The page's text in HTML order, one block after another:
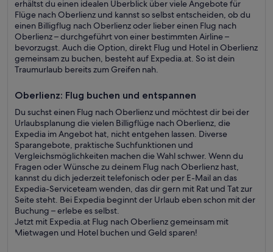
erhältst du einen idealen Überblick über viele Angebote für
Flüge nach Oberlienz und kannst so selbst entscheiden, ob du
einen Billigflug nach Oberlienz oder lieber einen Flug nach
Oberlienz – durchgeführt von einer bestimmten Airline –
bevorzugst. Auch die Option, direkt Flug und Hotel in Oberlienz
gemeinsam zu buchen, besteht auf Expedia.at. So ist dein
Traumurlaub bereits zum Greifen nah.
Oberlienz: Flug buchen und entspannen
Du suchst einen Flug nach Oberlienz und möchtest dir bei der
Urlaubsplanung die vielen Billigflüge nach Oberlienz, die
Expedia im Angebot hat, nicht entgehen lassen. Diverse
Sparangebote, praktische Suchfunktionen und
Vergleichsmöglichkeiten machen die Wahl schwer. Wenn du
Fragen oder Wünsche zu deinem Flug nach Oberlienz hast,
kannst du dich jederzeit telefonisch oder per E-Mail an das
Expedia-Serviceteam wenden, das dir gern mit Rat und Tat zur
Seite steht. Bei Expedia beginnt der Urlaub eben schon mit der
Buchung – erlebe es selbst.
Jetzt mit Expedia.at Flug nach Oberlienz gemeinsam mit
Mietwagen und Hotel buchen und Geld sparen!